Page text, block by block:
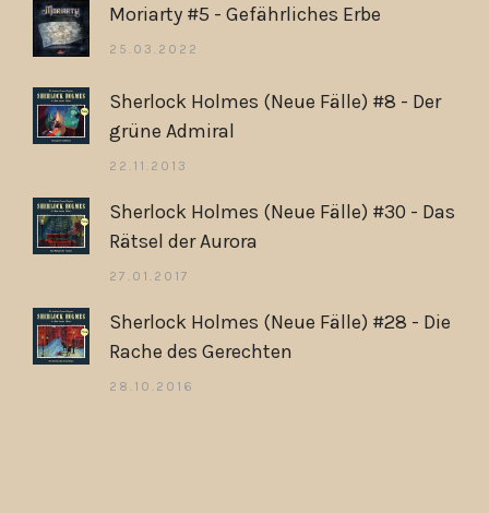
Moriarty #5 - Gefährliches Erbe
25.03.2022
Sherlock Holmes (Neue Fälle) #8 - Der
grüne Admiral
22.11.2013
Sherlock Holmes (Neue Fälle) #30 - Das
Rätsel der Aurora
27.01.2017
Sherlock Holmes (Neue Fälle) #28 - Die
Rache des Gerechten
28.10.2016